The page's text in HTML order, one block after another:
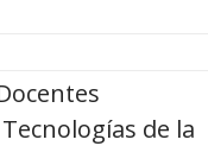
de la